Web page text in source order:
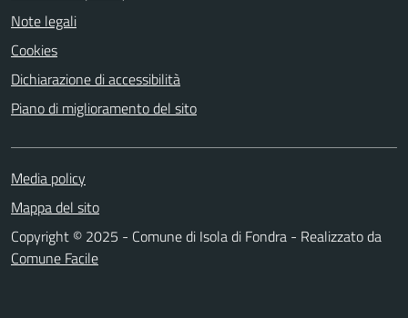
Note legali
Cookies
Dichiarazione di accessibilità
Piano di miglioramento del sito
Media policy
Mappa del sito
Copyright © 2025 - Comune di Isola di Fondra - Realizzato da
Comune Facile